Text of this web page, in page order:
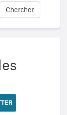
Chercher